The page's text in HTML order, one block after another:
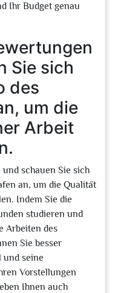
Ihr Budget genau
Sie sich
des
um die
Arbeit
schauen Sie sich
an, um die Qualität
Indem Sie die
studieren und
Arbeiten des
Sie besser
und seine
Vorstellungen
Ihnen auch